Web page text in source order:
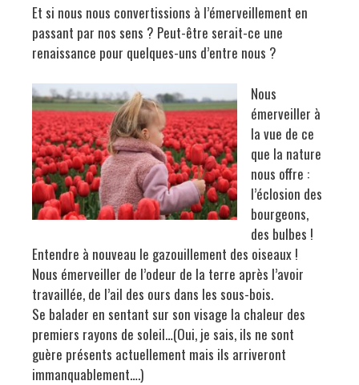
Et si nous nous convertissions à l’émerveillement en
passant par nos sens ? Peut-être serait-ce une
renaissance pour quelques-uns d’entre nous ?
Nous
émerveiller à
la vue de ce
que la nature
nous offre :
l’éclosion des
bourgeons,
des bulbes !
Entendre à nouveau le gazouillement des oiseaux !
Nous émerveiller de l’odeur de la terre après l’avoir
travaillée, de l’ail des ours dans les sous-bois.
Se balader en sentant sur son visage la chaleur des
premiers rayons de soleil…(Oui, je sais, ils ne sont
guère présents actuellement mais ils arriveront
immanquablement….)